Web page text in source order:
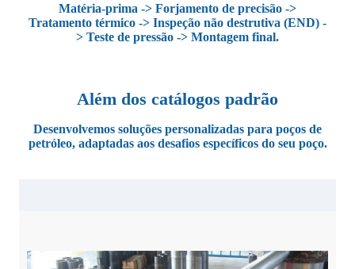
Matéria-prima -> Forjamento de precisão ->
Tratamento térmico -> Inspeção não destrutiva (END) -
> Teste de pressão -> Montagem final.
Além dos catálogos padrão
Desenvolvemos soluções personalizadas para poços de
petróleo, adaptadas aos desafios específicos do seu poço.